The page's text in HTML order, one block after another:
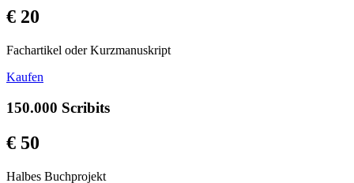
€ 20
Fachartikel oder Kurzmanuskript
Kaufen
150.000 Scribits
€ 50
Halbes Buchprojekt